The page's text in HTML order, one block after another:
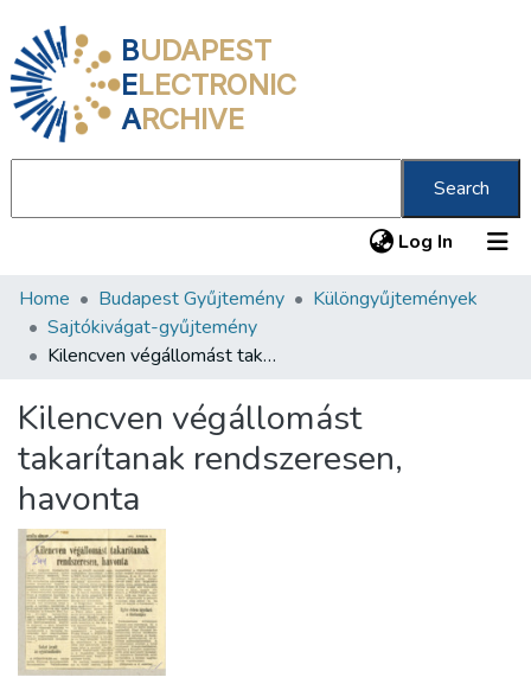
BUDAPEST
ELECTRONIC
ARCHIVE
Search
Log In (current)
Communities & Collections
All of DSpace
About us
Home Budapest Gyűjtemény
Különgyűjtemények
Sajtókivágat-gyűjtemény
Kilencven végállomást takarítanak rendszeresen, havonta
Kilencven végállomást
takarítanak rendszeresen,
havonta